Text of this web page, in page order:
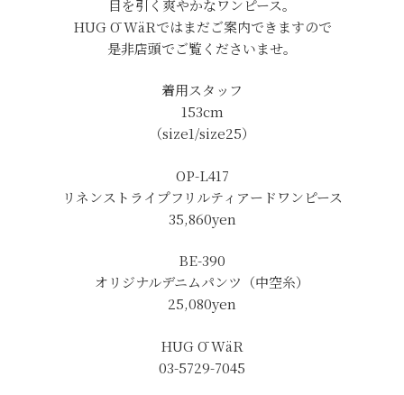
目を引く爽やかなワンピース。
HUG Ō WäRではまだご案内できますので
是非店頭でご覧くださいませ。
着用スタッフ
153cm
（size1/size25）
OP-L417
リネンストライプフリルティアードワンピース
35,860yen
BE-390
オリジナルデニムパンツ（中空糸）
25,080yen
HUG Ō WäR
03-5729-7045